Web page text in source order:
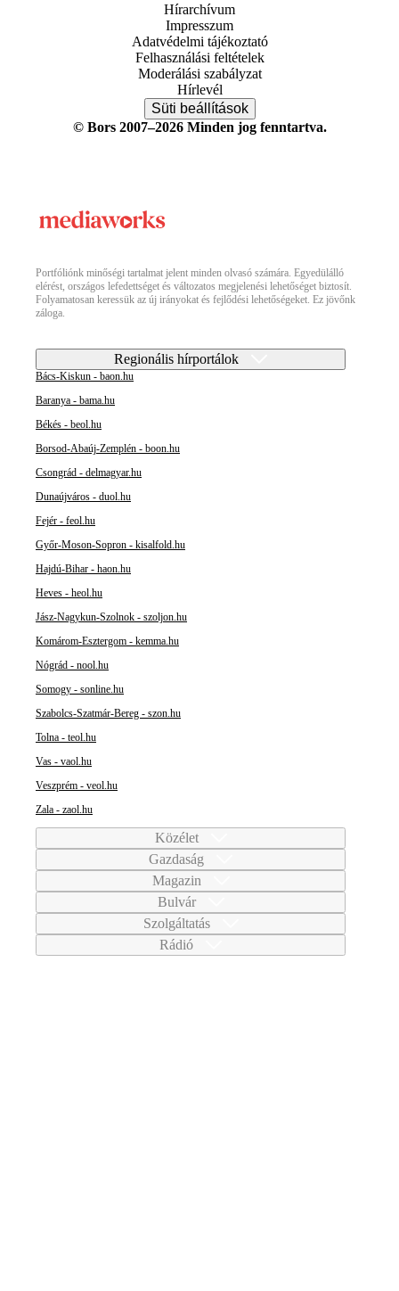
Hírarchívum
Impresszum
Adatvédelmi tájékoztató
Felhasználási feltételek
Moderálási szabályzat
Hírlevél
Süti beállítások
© Bors 2007–2026 Minden jog fenntartva.
Portfóliónk minőségi tartalmat jelent minden olvasó számára. Egyedülálló
elérést, országos lefedettséget és változatos megjelenési lehetőséget biztosít.
Folyamatosan keressük az új irányokat és fejlődési lehetőségeket. Ez jövőnk
záloga.
Regionális hírportálok
Bács-Kiskun - baon.hu
Baranya - bama.hu
Békés - beol.hu
Borsod-Abaúj-Zemplén - boon.hu
Csongrád - delmagyar.hu
Dunaújváros - duol.hu
Fejér - feol.hu
Győr-Moson-Sopron - kisalfold.hu
Hajdú-Bihar - haon.hu
Heves - heol.hu
Jász-Nagykun-Szolnok - szoljon.hu
Komárom-Esztergom - kemma.hu
Nógrád - nool.hu
Somogy - sonline.hu
Szabolcs-Szatmár-Bereg - szon.hu
Tolna - teol.hu
Vas - vaol.hu
Veszprém - veol.hu
Zala - zaol.hu
Közélet
Gazdaság
Magazin
Bulvár
Szolgáltatás
Rádió